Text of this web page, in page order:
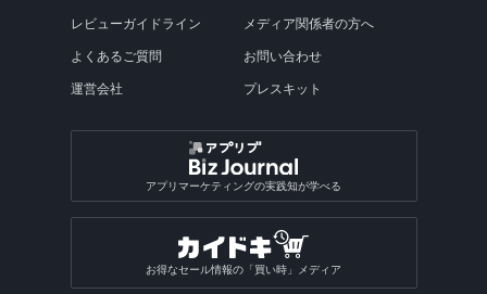
レビューガイドライン
よくあるご質問
運営会社
メディア関係者の方へ
お問い合わせ
プレスキット
アプリマーケティングの実践知が学べる
お得なセール情報の「買い時」メディア